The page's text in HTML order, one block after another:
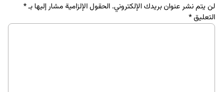
لن يتم نشر عنوان بريدك الإلكتروني. الحقول الإلزامية مشار إليها بـ*
التعليق*